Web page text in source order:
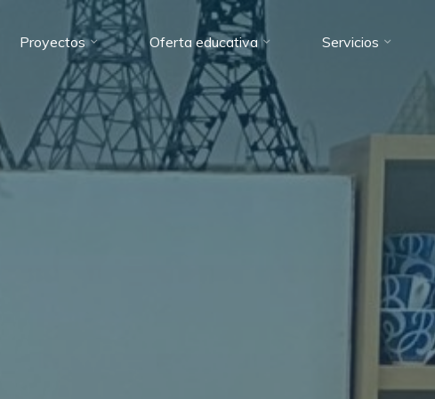
Proyectos Oferta educativa Servicios